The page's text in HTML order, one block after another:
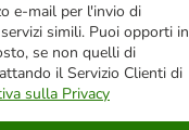
e-mail per l'invio di
simili. Puoi opporti in
se non quelli di
il Servizio Clienti di
sulla Privacy